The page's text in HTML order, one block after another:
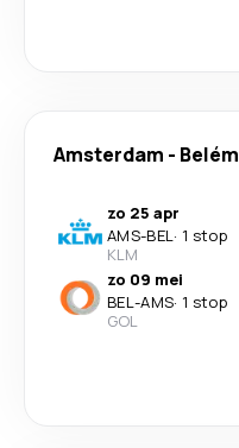
Amsterdam - Belém
zo 25 apr
AMS-BEL· 1 stop
KLM
zo 09 mei
BEL-AMS· 1 stop
GOL